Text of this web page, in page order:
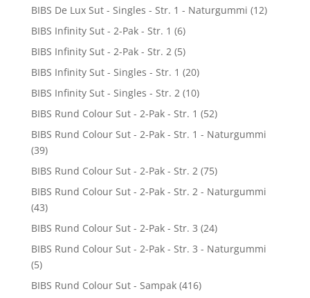
BIBS De Lux Sut - Singles - Str. 1 - Naturgummi (12)
BIBS Infinity Sut - 2-Pak - Str. 1 (6)
BIBS Infinity Sut - 2-Pak - Str. 2 (5)
BIBS Infinity Sut - Singles - Str. 1 (20)
BIBS Infinity Sut - Singles - Str. 2 (10)
BIBS Rund Colour Sut - 2-Pak - Str. 1 (52)
BIBS Rund Colour Sut - 2-Pak - Str. 1 - Naturgummi
(39)
BIBS Rund Colour Sut - 2-Pak - Str. 2 (75)
BIBS Rund Colour Sut - 2-Pak - Str. 2 - Naturgummi
(43)
BIBS Rund Colour Sut - 2-Pak - Str. 3 (24)
BIBS Rund Colour Sut - 2-Pak - Str. 3 - Naturgummi
(5)
BIBS Rund Colour Sut - Sampak (416)